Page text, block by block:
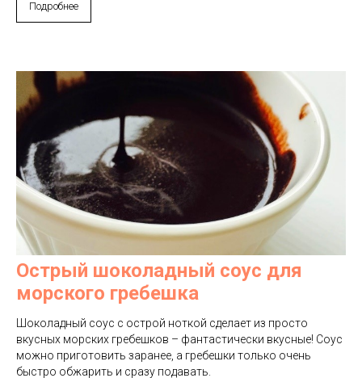
Подробнее
Острый шоколадный соус для
морского гребешка
Шоколадный соус с острой ноткой сделает из просто
вкусных морских гребешков – фантастически вкусные! Соус
можно приготовить заранее, а гребешки только очень
быстро обжарить и сразу подавать.